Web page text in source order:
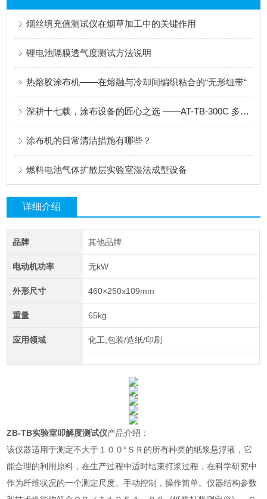
烟丝填充值测试仪在烟草加工中的关键作用
锂电池隔膜透气度测试方法说明
热熔胶涂布机——在熔融与冷却间编织粘合的“无形纽带“
深耕十七载，涂布设备的匠心之选 ——AT-TB-300C 多功能涂布试验机
涂布机的日常清洁措施有哪些？
燃料电池气体扩散层实验室湿法成型设备
详细介绍
品牌 其他品牌
电动机功率 无kW
外形尺寸 460×250x109mm
重量 65kg
应用领域 化工,包装/造纸/印刷
ZB-TB实验室叩解度测试仪产品介绍：
该仪器适用于测定不大于１００°ＳＲ的所有种类的纸浆悬浮液，它
能合理的利用原料，在生产过程中适时结束打浆过程，在科学研究中
作为纤维状况的一个测定尺度。手动控制，操作简单。仪器结构参数